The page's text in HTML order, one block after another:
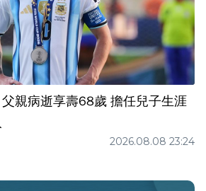
親病逝享壽68歲 擔任兒子生涯
2026.08.08 23:24